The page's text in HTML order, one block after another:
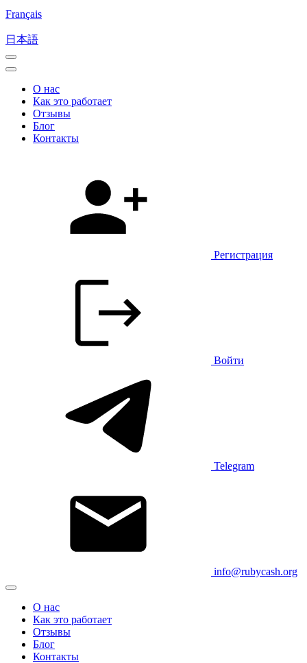
Français
日本語
О нас
Как это работает
Отзывы
Блог
Контакты
Регистрация
Войти
Telegram
info@rubycash.org
О нас
Как это работает
Отзывы
Блог
Контакты